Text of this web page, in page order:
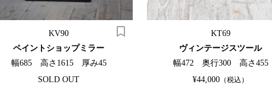
KV90
ペイントショップミラー
幅685 高さ1615 厚み45
SOLD OUT
KT69
ヴィンテージスツール
幅472 奥行300 高さ455
¥44,000 （税込）